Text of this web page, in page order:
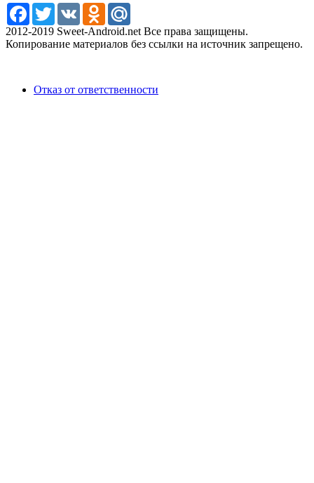
Facebook
TwitterVK Odnoklassniki
2012-2019 Sweet-Android.net Все права защищены.
Копирование материалов без ссылки на источник запрещено.
Отказ от ответственности